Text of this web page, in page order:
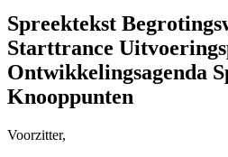
Spreektekst
Starttrance
Ontwikkelingsagenda
Knooppunten
Voorzitter,